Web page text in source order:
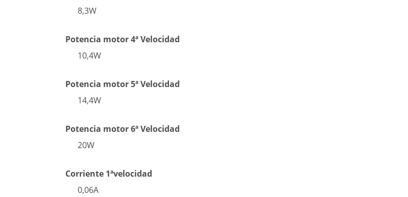
8,3W
Potencia motor 4ª Velocidad
10,4W
Potencia motor 5ª Velocidad
14,4W
Potencia motor 6ª Velocidad
20W
Corriente 1ªvelocidad
0,06A